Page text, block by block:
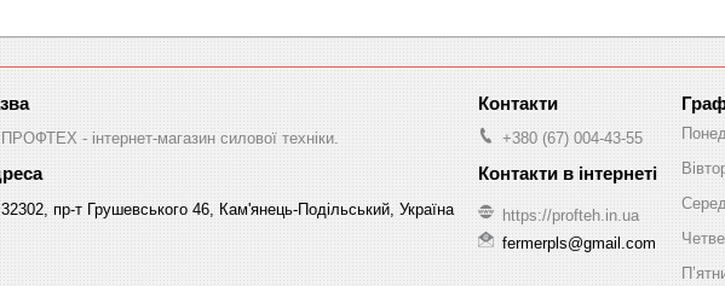
ПРОФТЕХ - інтернет-магазин силової техніки.
32302, пр-т Грушевського 46, Кам'янець-Подільський, Україна
+380 (67) 004-43-55
https://profteh.in.ua
fermerpls@gmail.com